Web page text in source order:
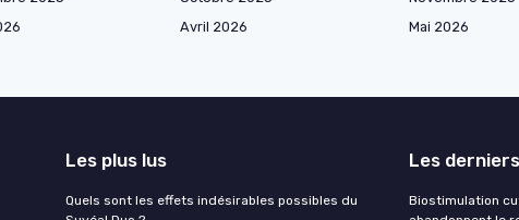
Avril 2026 Mai 2026
Les plus lus
Quels sont les effets indésirables possibles du
Les
Biostimulation